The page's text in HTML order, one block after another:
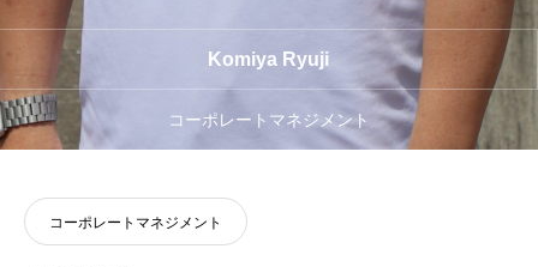
Komiya Ryuji
コーポレートマネジメント
コーポレートマネジメント